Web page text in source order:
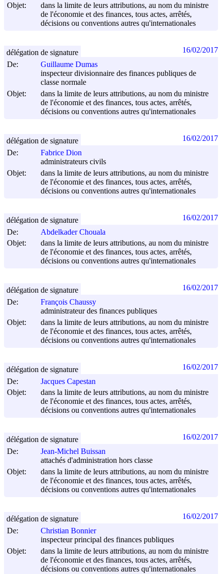
Objet:
dans la limite de leurs attributions, au nom du ministre
de l'économie et des finances, tous actes, arrêtés,
décisions ou conventions autres qu'internationales
De:
Guillaume Dumas
inspecteur divisionnaire des finances publiques de
classe normale
Objet:
dans la limite de leurs attributions, au nom du ministre
de l'économie et des finances, tous actes, arrêtés,
décisions ou conventions autres qu'internationales
délégation de signature 16/02/2017
De:
Fabrice Dion
administrateurs civils
Objet:
dans la limite de leurs attributions, au nom du ministre
de l'économie et des finances, tous actes, arrêtés,
décisions ou conventions autres qu'internationales
délégation de signature 16/02/2017
De:
Abdelkader Chouala
Objet:
dans la limite de leurs attributions, au nom du ministre
de l'économie et des finances, tous actes, arrêtés,
décisions ou conventions autres qu'internationales
délégation de signature 16/02/2017
De:
François Chaussy
administrateur des finances publiques
Objet:
dans la limite de leurs attributions, au nom du ministre
de l'économie et des finances, tous actes, arrêtés,
décisions ou conventions autres qu'internationales
délégation de signature 16/02/2017
De:
Jacques Capestan
Objet:
dans la limite de leurs attributions, au nom du ministre
de l'économie et des finances, tous actes, arrêtés,
décisions ou conventions autres qu'internationales
délégation de signature 16/02/2017
De:
Jean-Michel Buissan
attachés d'administration hors classe
Objet:
dans la limite de leurs attributions, au nom du ministre
de l'économie et des finances, tous actes, arrêtés,
décisions ou conventions autres qu'internationales
délégation de signature 16/02/2017
De:
Christian Bonnier
inspecteur principal des finances publiques
Objet:
dans la limite de leurs attributions, au nom du ministre
de l'économie et des finances, tous actes, arrêtés,
décisions ou conventions autres qu'internationales
délégation de signature 16/02/2017